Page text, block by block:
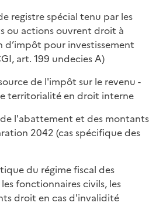
registre spécial tenu par les
ou actions ouvrent droit à
pour investissement
art. 199 undecies A)
de l'impôt sur le revenu -
territorialité en droit interne
de l'abattement et des montants
2042 (cas spécifique des
du régime fiscal des
fonctionnaires civils, les
droit en cas d'invalidité